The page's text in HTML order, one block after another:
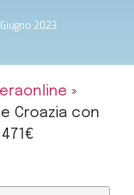
2023
»
Croazia con